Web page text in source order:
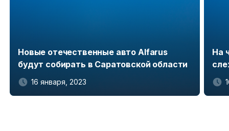
Новые отечественные авто Alfarus
будут собирать в Саратовской области
16 января, 2023
На